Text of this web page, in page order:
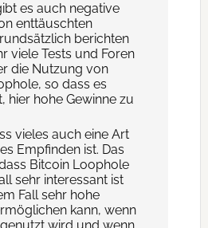
es auch negative
enttäuschten
berichten
viele Tests und Foren
die Nutzung von
so dass es
hier hohe Gewinne zu
vieles auch eine Art
Empfinden ist. Das
Bitcoin Loophole
sehr interessant ist
Fall sehr hohe
kann, wenn